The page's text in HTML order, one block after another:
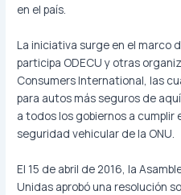
en el país.
La iniciativa surge en el marco
participa ODECU y otras
Consumers International, las
para autos más seguros de
a todos los gobiernos a cumplir
seguridad vehicular de la ONU.
El 15 de abril de 2016, la
Unidas aprobó una resolución